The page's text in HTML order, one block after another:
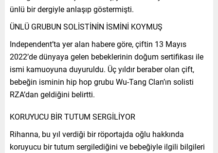
ünlü bir dergiyle anlaşıp göstermişti.
ÜNLÜ GRUBUN SOLİSTİNİN İSMİNİ KOYMUŞ
Independent’ta yer alan habere göre, çiftin 13 Mayıs
2022’de dünyaya gelen bebeklerinin doğum sertifikası ile
ismi kamuoyuna duyuruldu. Üç yıldır beraber olan çift,
bebeğin isminin hip hop grubu Wu-Tang Clan’ın solisti
RZA’dan geldiğini belirtti.
KORUYUCU BİR TUTUM SERGİLİYOR
Rihanna, bu yıl verdiği bir röportajda oğlu hakkında
koruyucu bir tutum sergilediğini ve bebeğiyle ilgili bilgileri